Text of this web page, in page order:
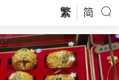
繁 简